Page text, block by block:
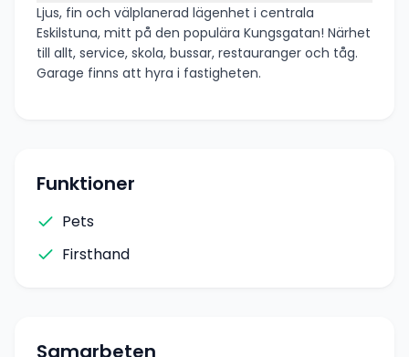
Ljus, fin och välplanerad lägenhet i centrala
Eskilstuna, mitt på den populära Kungsgatan! Närhet
till allt, service, skola, bussar, restauranger och tåg.
Garage finns att hyra i fastigheten.
Funktioner
Pets
Firsthand
Samarbeten